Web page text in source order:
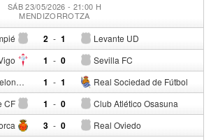
SÁB 23/05/2026 - 21:00 H
MENDIZORROTZA
2 - Levante UD
1
1 - Sevilla FC
0
RCD Espanyol de Barcelona 1 - Real Sociedad de Fútbol
1
CF 1 - Club Atlético Osasuna
0
3 - Real Oviedo
0